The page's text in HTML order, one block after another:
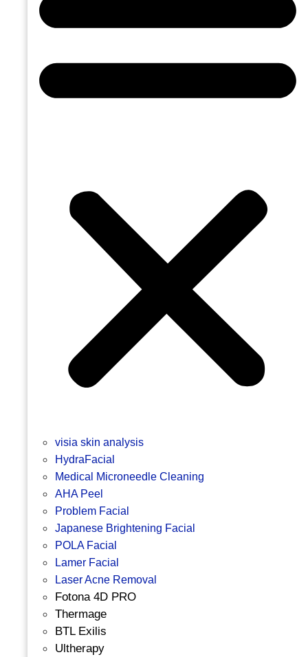
visia skin analysis
HydraFacial
Medical Microneedle Cleaning
AHA Peel
Problem Facial
Japanese Brightening Facial
POLA Facial
Lamer Facial
Laser Acne Removal
Fotona 4D PRO
Thermage
BTL Exilis
Ultherapy